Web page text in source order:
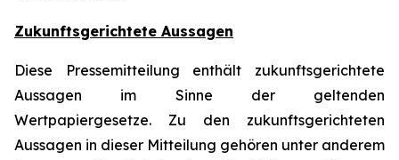
Zukunftsgerichtete Aussagen
Diese Pressemitteilung enthält zukunftsgerichtete
Aussagen im Sinne der geltenden
Wertpapiergesetze. Zu den zukunftsgerichteten
Aussagen in dieser Mitteilung gehören unter anderem